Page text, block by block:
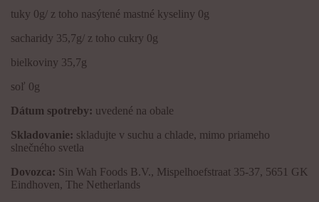
tuky 0g/ z toho nasýtené mastné kyseliny 0g
sacharidy 35,7g/ z toho cukry 0g
bielkoviny 35,7g
soľ 0g
Dátum spotreby: uvedené na obale
Skladovanie: skladujte v suchu a chlade, mimo priameho
slnečného svetla
Dovozca: Sin Wah Foods B.V., Mispelhoefstraat 35-37, 5651 GK
Eindhoven, The Netherlands